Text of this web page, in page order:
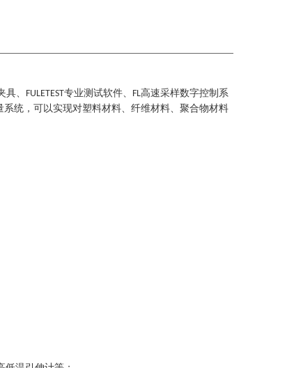
、 FULETEST专业测试软件、 FL高速采样数字控制系
统，可以实现对塑料材料、纤维材料、聚合物材料